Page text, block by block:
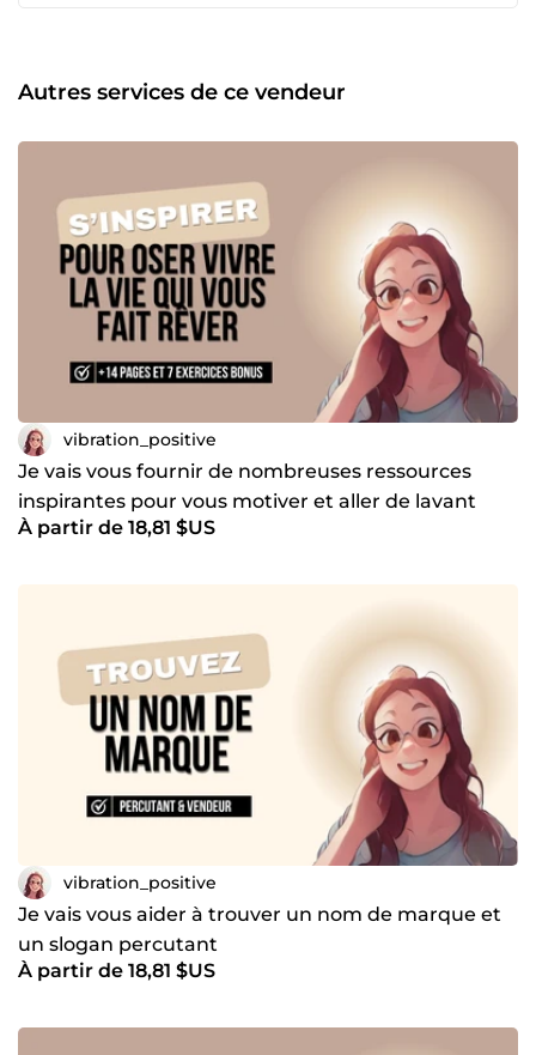
Autres services de ce vendeur
vibration_positive
Je vais vous fournir de nombreuses ressources
inspirantes pour vous motiver et aller de lavant
À partir de 18,81 $US
vibration_positive
Je vais vous aider à trouver un nom de marque et
un slogan percutant
À partir de 18,81 $US